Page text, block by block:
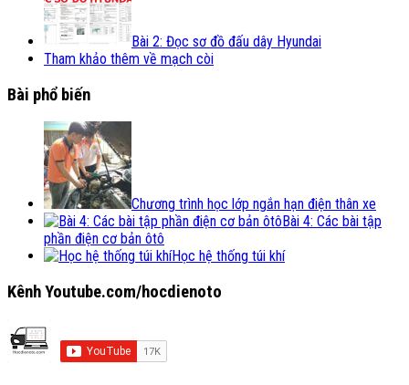
Bài 2: Đọc sơ đồ đấu dây Hyundai
Tham khảo thêm về mạch còi
Bài phổ biến
Chương trình học lớp ngắn hạn điện thân xe
Bài 4: Các bài tập
phần điện cơ bản ôtô
Học hệ thống túi khí
Kênh Youtube.com/hocdienoto